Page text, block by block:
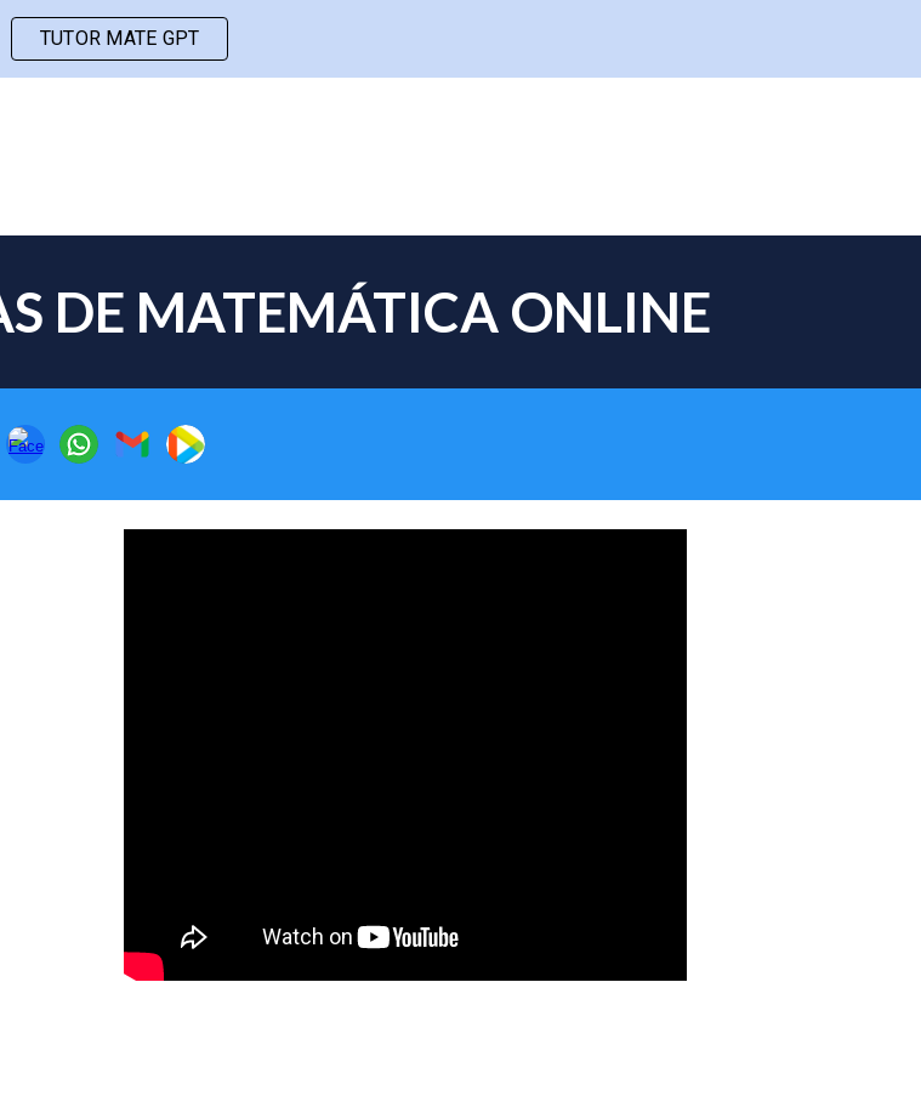
TUTOR MATE GPT
DE MATEMÁTICA ONLINE